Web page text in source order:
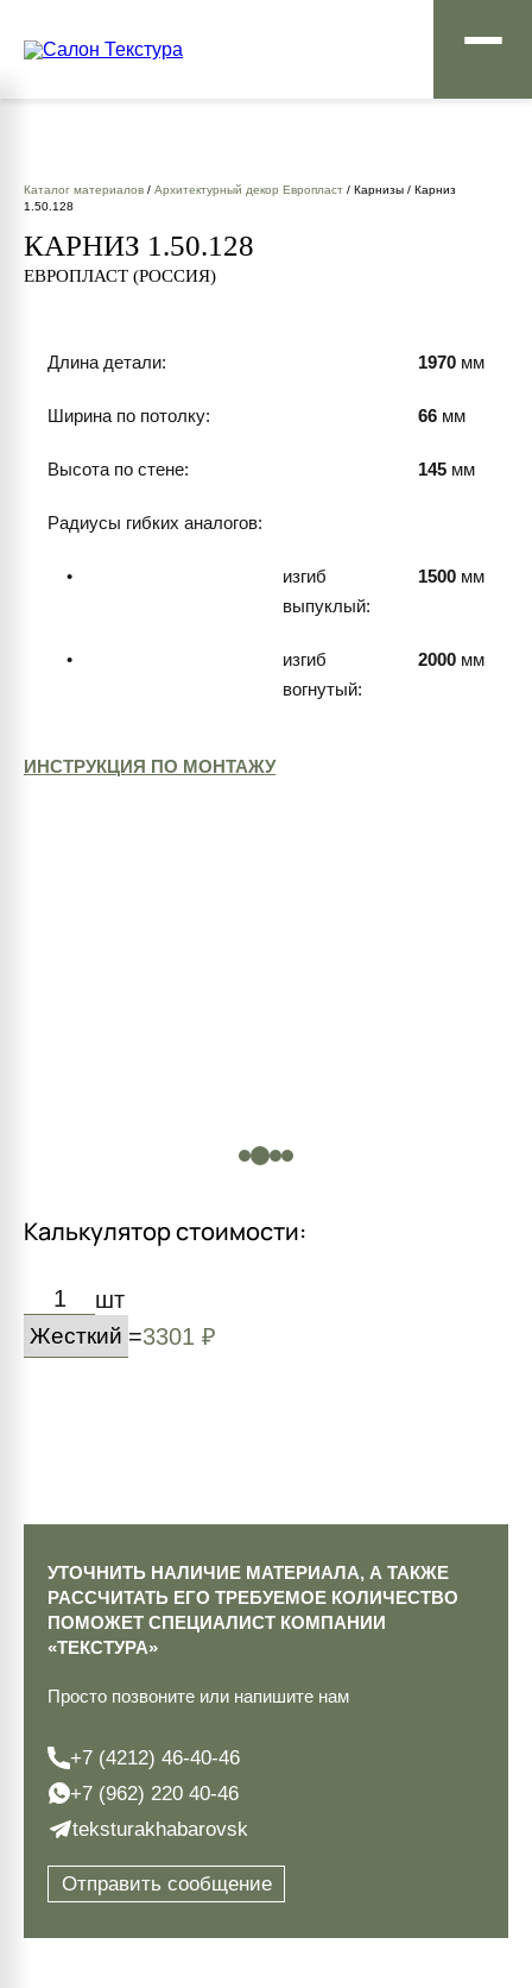
Каталог материалов / Архитектурный декор Европласт / Карнизы / Карниз
1.50.128
КАРНИЗ 1.50.128
ЕВРОПЛАСТ (РОССИЯ)
Длина детали: 1970 мм
Ширина по потолку: 66 мм
Высота по стене: 145 мм
Радиусы гибких аналогов:
•
изгиб
выпуклый:
1500 мм
•
изгиб
вогнутый:
2000 мм
ИНСТРУКЦИЯ ПО МОНТАЖУ
Калькулятор стоимости:
шт
=3301 ₽
УТОЧНИТЬ НАЛИЧИЕ МАТЕРИАЛА, А ТАКЖЕ
РАССЧИТАТЬ ЕГО ТРЕБУЕМОЕ КОЛИЧЕСТВО
ПОМОЖЕТ СПЕЦИАЛИСТ КОМПАНИИ
«ТЕКСТУРА»
Просто позвоните или напишите нам
+7 (4212) 46-40-46
+7 (962) 220 40-46
teksturakhabarovsk
Отправить сообщение